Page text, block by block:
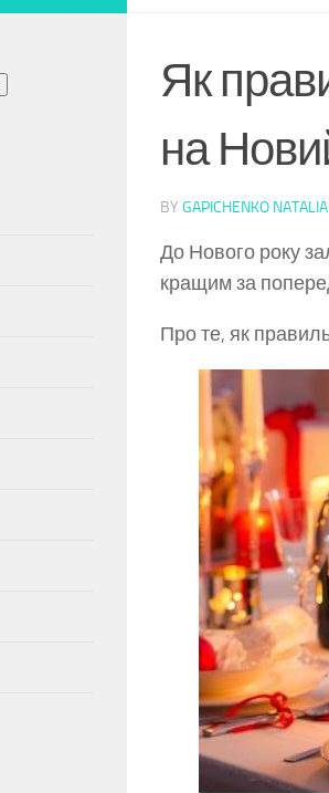
Як
на
BY GAPICHENKO NATALIA
До Нового року
кращим за
Про те, як